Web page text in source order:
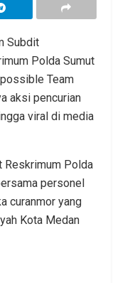
Subdit
Polda Sumut
Team
aksi pencurian
viral di media
Reskrimum Polda
personel
curanmor yang
Kota Medan